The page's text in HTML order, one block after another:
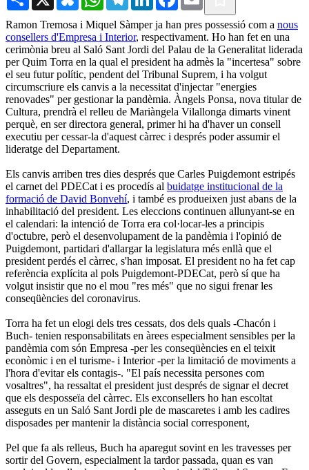
Ramon Tremosa i Miquel Sàmper ja han pres possessió com a nous
consellers d'Empresa i Interior, respectivament. Ho han fet en una
cerimònia breu al Saló Sant Jordi del Palau de la Generalitat liderada
per Quim Torra en la qual el president ha admès la "incertesa" sobre
el seu futur polític, pendent del Tribunal Suprem, i ha volgut
circumscriure els canvis a la necessitat d'injectar "energies
renovades" per gestionar la pandèmia. Àngels Ponsa, nova titular de
Cultura, prendrà el relleu de Mariàngela Vilallonga dimarts vinent
perquè, en ser directora general, primer hi ha d'haver un consell
executiu per cessar-la d'aquest càrrec i després poder assumir el
lideratge del Departament.
Els canvis arriben tres dies després que Carles Puigdemont estripés
el carnet del PDECat i es procedís al buidatge institucional de la
formació de David Bonvehí, i també es produeixen just abans de la
inhabilitació del president. Les eleccions continuen allunyant-se en
el calendari: la intenció de Torra era col·locar-les a principis
d'octubre, però el desenvolupament de la pandèmia i l'opinió de
Puigdemont, partidari d'allargar la legislatura més enllà que el
president perdés el càrrec, s'han imposat. El president no ha fet cap
referència explícita al pols Puigdemont-PDECat, però sí que ha
volgut insistir que no el mou "res més" que no sigui frenar les
conseqüències del coronavirus.
Torra ha fet un elogi dels tres cessats, dos dels quals -Chacón i
Buch- tenien responsabilitats en àrees especialment sensibles per la
pandèmia com són Empresa -per les conseqüències en el teixit
econòmic i en el turisme- i Interior -per la limitació de moviments a
l'hora d'evitar els contagis-. "El país necessita persones com
vosaltres", ha ressaltat el president just després de signar el decret
que els desposseïa del càrrec. Els exconsellers ho han escoltat
asseguts en un Saló Sant Jordi ple de mascaretes i amb les cadires
disposades per mantenir la distància social corresponent,
Pel que fa als relleus, Buch ha aparegut sovint en les travesses per
sortir del Govern, especialment la tardor passada, quan es van